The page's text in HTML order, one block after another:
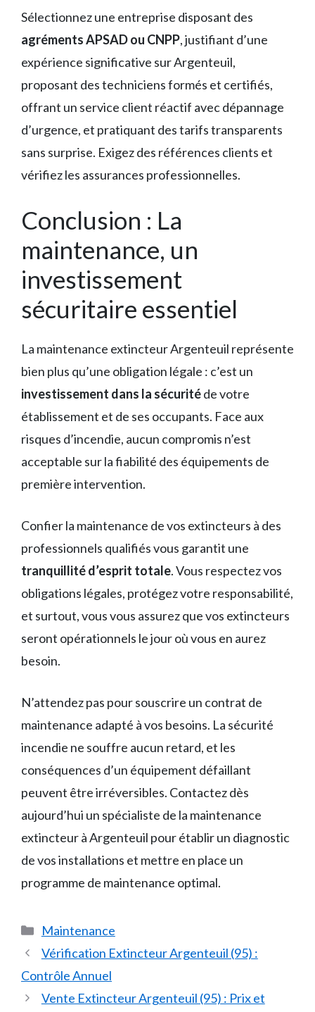
Sélectionnez une entreprise disposant des
agréments APSAD ou CNPP, justifiant d’une
expérience significative sur Argenteuil,
proposant des techniciens formés et certifiés,
offrant un service client réactif avec dépannage
d’urgence, et pratiquant des tarifs transparents
sans surprise. Exigez des références clients et
vérifiez les assurances professionnelles.
Conclusion : La
maintenance, un
investissement
sécuritaire essentiel
La maintenance extincteur Argenteuil représente
bien plus qu’une obligation légale : c’est un
investissement dans la sécuritéde votre
établissement et de ses occupants. Face aux
risques d’incendie, aucun compromis n’est
acceptable sur la fiabilité des équipements de
première intervention.
Confier la maintenance de vos extincteurs à des
professionnels qualifiés vous garantit une
tranquillité d’esprit totale. Vous respectez vos
obligations légales, protégez votre responsabilité,
et surtout, vous vous assurez que vos extincteurs
seront opérationnels le jour où vous en aurez
besoin.
N’attendez pas pour souscrire un contrat de
maintenance adapté à vos besoins. La sécurité
incendie ne souffre aucun retard, et les
conséquences d’un équipement défaillant
peuvent être irréversibles. Contactez dès
aujourd’hui un spécialiste de la maintenance
extincteur à Argenteuil pour établir un diagnostic
de vos installations et mettre en place un
programme de maintenance optimal.
Catégories
Maintenance
Vérification Extincteur Argenteuil (95) :
Contrôle Annuel
Vente Extincteur Argenteuil (95) : Prix et